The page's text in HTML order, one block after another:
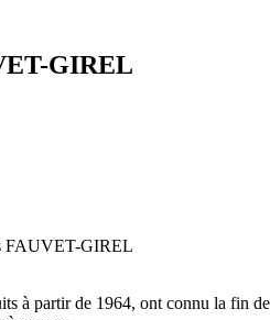
GIREL
FAUVET-GIREL
à partir de 1964, ont connu la fin de